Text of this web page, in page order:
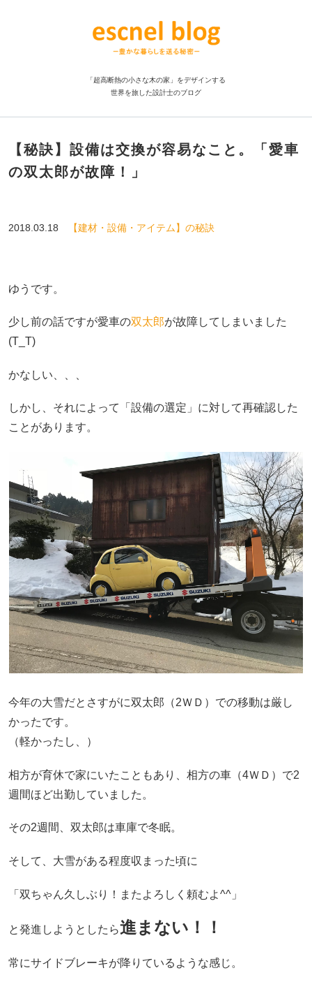
「超高断熱の小さな木の家」をデザインする
世界を旅した設計士のブログ
【秘訣】設備は交換が容易なこと。「愛車
の双太郎が故障！」
2018.03.18 【建材・設備・アイテム】の秘訣
ゆうです。
少し前の話ですが愛車の双太郎が故障してしまいました
(T_T)
かなしい、、、
しかし、それによって「設備の選定」に対して再確認した
ことがあります。
今年の大雪だとさすがに双太郎（2ＷＤ）での移動は厳し
かったです。
（軽かったし、）
相方が育休で家にいたこともあり、相方の車（4ＷＤ）で2
週間ほど出勤していました。
その2週間、双太郎は車庫で冬眠。
そして、大雪がある程度収まった頃に
「双ちゃん久しぶり！またよろしく頼むよ^^」
と発進しようとしたら進まない！！
常にサイドブレーキが降りているような感じ。